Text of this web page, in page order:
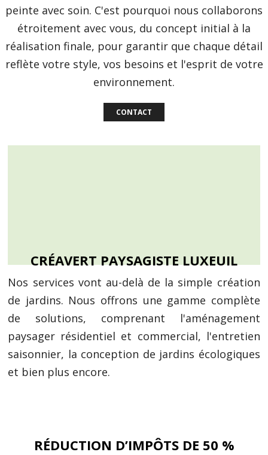
peinte avec soin. C'est pourquoi nous collaborons
étroitement avec vous, du concept initial à la
réalisation finale, pour garantir que chaque détail
reflète votre style, vos besoins et l'esprit de votre
environnement.
CONTACT
CRÉAVERT PAYSAGISTE LUXEUIL
Nos services vont au-delà de la simple création
de jardins. Nous offrons une gamme complète
de solutions, comprenant l'aménagement
paysager résidentiel et commercial, l'entretien
saisonnier, la conception de jardins écologiques
et bien plus encore.
RÉDUCTION D’IMPÔTS DE 50 %